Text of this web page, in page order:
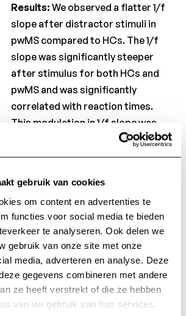
gebruik van cookies
om content en advertenties te
functies voor social media te bieden
te analyseren. Ook delen we
gebruik van onze site met onze
media, adverteren en analyse. Deze
gegevens combineren met andere
ze heeft verstrekt of die ze hebben
van uw gebruik van hun services.
Results:We observed a flatter 1/f
slope after distractor stimuli in
pwMS compared to HCs. The 1/f
slope was significantly steeper
after stimulus for both HCs and
pwMS and was significantly
correlated with reaction times.
This modulation in 1/f slope was
significantly correlated with
visuospatial memory assessed by
Conclusion:Our results suggest
possible inhibitory mechanism
deficits in pwMS during a working
memory task.
Keywords:1/f exponent; Aperiodic;
excitation/inhibition balance;